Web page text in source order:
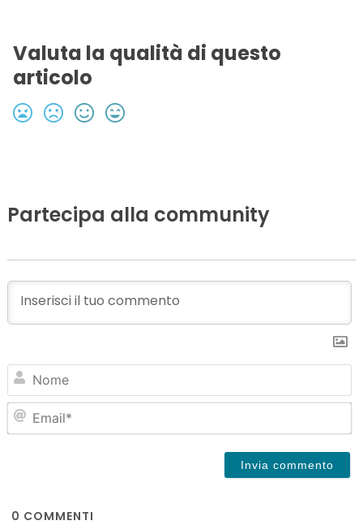
Valuta la qualità di questo
articolo
Partecipa alla community
0 COMMENTI